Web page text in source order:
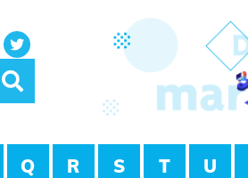
Q R S T U